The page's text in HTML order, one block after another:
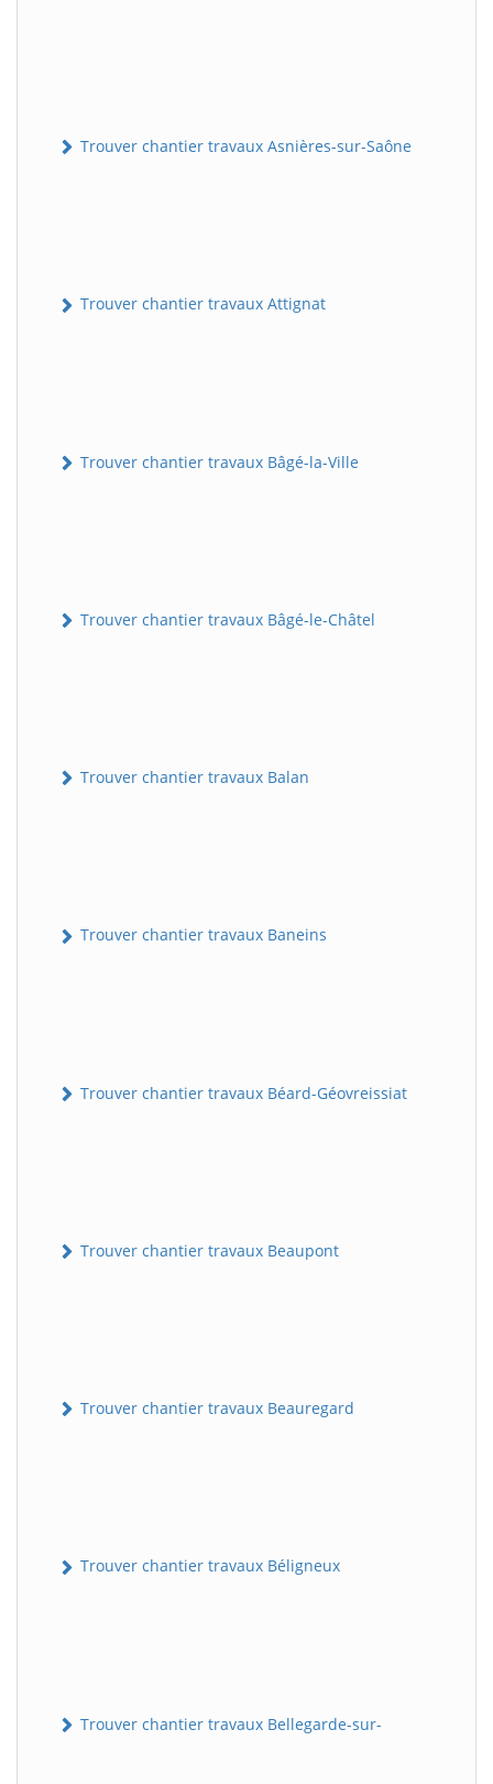
Trouver chantier travaux Asnières-sur-Saône
Trouver chantier travaux Attignat
Trouver chantier travaux Bâgé-la-Ville
Trouver chantier travaux Bâgé-le-Châtel
Trouver chantier travaux Balan
Trouver chantier travaux Baneins
Trouver chantier travaux Béard-Géovreissiat
Trouver chantier travaux Beaupont
Trouver chantier travaux Beauregard
Trouver chantier travaux Béligneux
Trouver chantier travaux Bellegarde-sur-